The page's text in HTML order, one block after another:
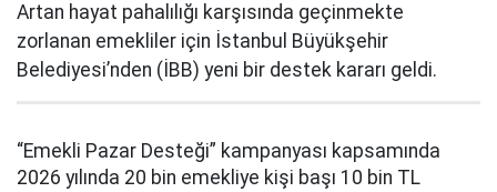
Artan hayat pahalılığı karşısında geçinmekte
zorlanan emekliler için İstanbul Büyükşehir
Belediyesi’nden (İBB) yeni bir destek kararı geldi.
“Emekli Pazar Desteği” kampanyası kapsamında
2026 yılında 20 bin emekliye kişi başı 10 bin TL